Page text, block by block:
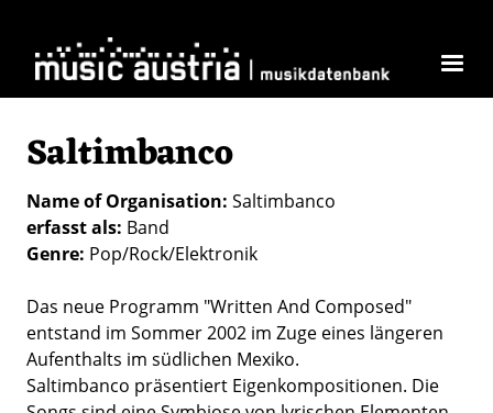
Saltimbanco
Name of Organisation Saltimbanco
erfasst als Band
Genre Pop/Rock/Elektronik
Das neue Programm "Written And Composed"
entstand im Sommer 2002 im Zuge eines längeren
Aufenthalts im südlichen Mexiko.
Saltimbanco präsentiert Eigenkompositionen. Die